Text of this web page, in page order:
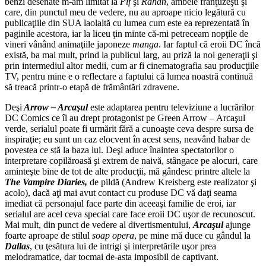
care, din punctul meu de vedere, nu au aproape nicio legătură cu
publicaţiile din SUA laolaltă cu lumea cum este ea reprezentată în
paginile acestora, iar la liceu ţin minte că-mi petreceam nopţile de
vineri vânând animaţiile japoneze manga. Iar faptul că eroii DC încă
există, ba mai mult, prind la publicul larg, au priză la noi generaţii şi
prin intermediul altor medii, cum ar fi cinematografia sau producţiile
TV, pentru mine e o reflectare a faptului că lumea noastră continuă
să treacă printr-o etapă de frământări zdravene.
Deşi Arrow – Arcaşuleste adaptarea pentru televiziune a lucrărilor
DC Comics ce îl au drept protagonist pe Green Arrow – Arcaşul
verde, serialul poate fi urmărit fără a cunoaşte ceva despre sursa de
inspiraţie; eu sunt un caz elocvent în acest sens, neavând habar de
povestea ce stă la baza lui. Deşi aduce înaintea spectatorilor o
interpretare copilăroasă şi extrem de naivă, stângace pe alocuri, care
aminteşte bine de tot de alte producţii, mă gândesc printre altele la
The Vampire Diaries, de pildă (Andrew Kreisberg este realizator şi
acolo), dacă aţi mai avut contact cu produse DC vă daţi seama
imediat că personajul face parte din aceeaşi familie de eroi, iar
serialul are acel ceva special care face eroii DC uşor de recunoscut.
Mai mult, din punct de vedere al divertismentului, Arcaşul ajunge
foarte aproape de stilul soap opera, pe mine mă duce cu gândul la
Dallas, cu ţesătura lui de intrigi şi interpretările uşor prea
melodramatice, dar tocmai de-asta imposibil de captivant.